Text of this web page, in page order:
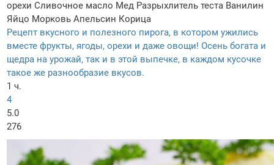
орехи Сливочное масло Мед Разрыхлитель теста Ванилин
Яйцо Морковь Апельсин Корица
Рецепт вкусного и полезного пирога, в котором ужились
вместе фрукты, ягоды, орехи и даже овощи! Осень богата и
щедра на урожай, так и в этой выпечке, в каждом кусочке
такое же разнообразие вкусов.
1 ч.
4
5.0
276